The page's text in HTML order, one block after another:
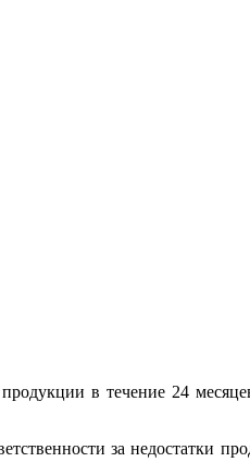
в течение 24
за недостатки